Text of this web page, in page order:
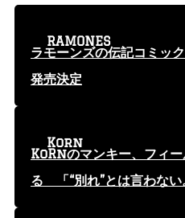
ラモーンズの伝記コミッ
発売決定
RAMONES
KoRnのマンキー、フィ
る 「“別れ”とは言わない
Korn